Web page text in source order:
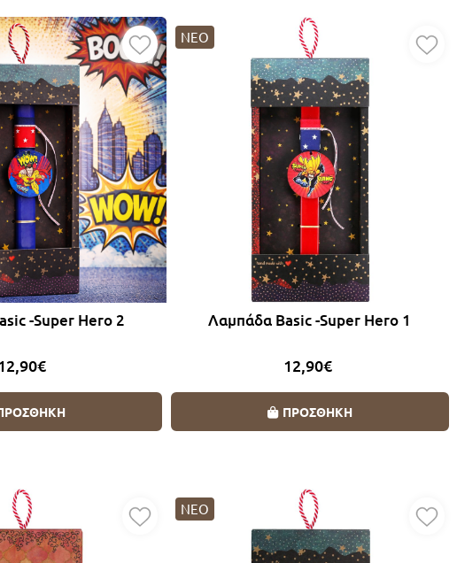
-Super Hero 2
ΝΕΟ
Λαμπάδα Basic -Super Hero 1
12,90€
ΠΡΟΣΘΗΚΗ
ΝΕΟ